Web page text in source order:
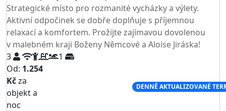
Strategické místo pro rozmanité vycházky a výlety.
Aktivní odpočinek se dobře doplňuje s příjemnou
relaxací a komfortem. Prožijte zajímavou dovolenou
v malebném kraji Boženy Němcové a Aloise Jiráska!
3
1
Od: 1.254
Kčza
objekt a
noc
DENNĚ AKTUALIZOVANÉ